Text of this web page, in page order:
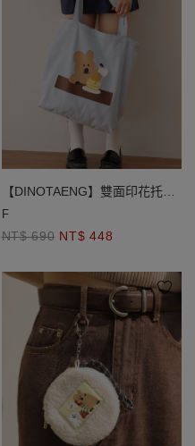
【DINOTAENG】雙面印花托特
包
F
NT$ 690 NT$ 448